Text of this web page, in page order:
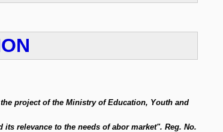
project of the Ministry of Education, Youth and
relevance to the needs of abor market". Reg. No.